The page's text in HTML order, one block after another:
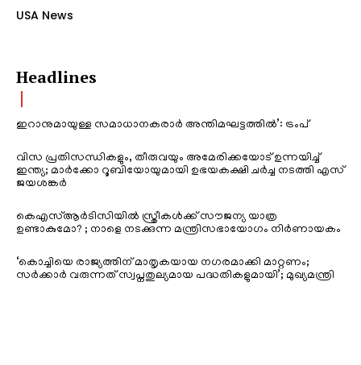
USA News
Headlines
ഇറാനുമായുള്ള സമാധാനകരാർ അന്തിമഘട്ടത്തിൽ‌’: ട്രംപ്
വിസ പ്രതിസന്ധികളും, തീരുവയും അമേരിക്കയോട് ഉന്നയിച്ച്
ഇന്ത്യ; മാർക്കോ റൂബിയോയുമായി ഉഭയകക്ഷി ചർച്ച നടത്തി എസ്
ജയശങ്കർ
കെഎസ്ആർടിസിയിൽ സ്ത്രീകൾക്ക് സൗജന്യ യാത്ര
ഉണ്ടാകുമോ? ; നാളെ നടക്കുന്ന മന്ത്രിസഭായോഗം നിർണായകം
‘കൊച്ചിയെ രാജ്യത്തിന് മാതൃകയായ നഗരമാക്കി മാറ്റണം;
സർക്കാർ വരുന്നത് സ്വപ്നതുല്യമായ പദ്ധതികളുമായി’; മുഖ്യമന്ത്രി